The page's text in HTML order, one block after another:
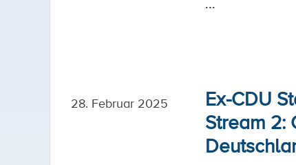
28. Februar 2025
Ex-CDU
Stream 2: